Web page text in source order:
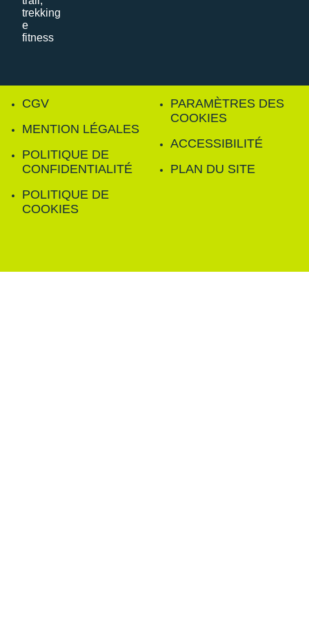
CGV
MENTION LÉGALES
POLITIQUE DE
CONFIDENTIALITÉ
POLITIQUE DE
COOKIES
PARAMÈTRES DES
COOKIES
ACCESSIBILITÉ
PLAN DU SITE